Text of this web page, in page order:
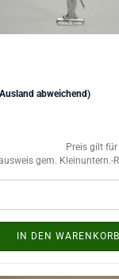
abweichend)
Preis gilt
gem. Kleinuntern.-
IN DEN WARENKORB